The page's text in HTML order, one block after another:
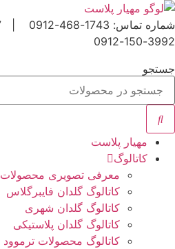
پرش
به
محتوا
3992-150-0912
جستجو
مهیار پلاست
کاتالوگ
معرفی تصویری محصولات
کاتالوگ گلدان فایبرگلاس
کاتالوگ گلدان شهری
کاتالوگ گلدان پلاستیکی
کاتالوگ محصولات ترموود